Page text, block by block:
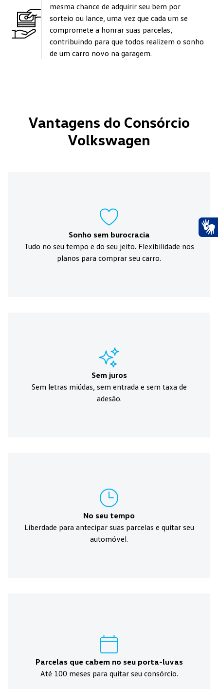
mesma chance de adquirir seu bem por
sorteio ou lance, uma vez que cada um se
compromete a honrar suas parcelas,
contribuindo para que todos realizem o sonho
de um carro novo na garagem.
Vantagens do Consórcio
Volkswagen
Sonho sem burocracia
Tudo no seu tempo e do seu jeito. Flexibilidade nos
planos para comprar seu carro.
Sem juros
Sem letras miúdas, sem entrada e sem taxa de
adesão.
No seu tempo
Liberdade para antecipar suas parcelas e quitar seu
automóvel.
Parcelas que cabem no seu porta-luvas
Até 100 meses para quitar seu consórcio.